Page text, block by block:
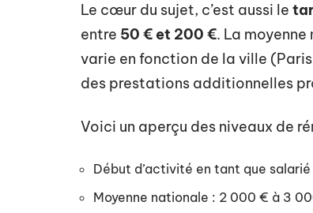
Le cœur du sujet, c’est aussi le
entre 50 € et 200 €. La
varie en fonction de la ville
des prestations additionnelles
Voici un aperçu des niveaux de
Début d’activité en tant que salarié
Moyenne nationale : 2 000 € à 3